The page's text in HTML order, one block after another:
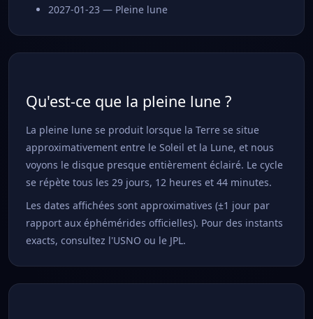
2027-01-23 — Pleine lune
Qu'est-ce que la pleine lune ?
La pleine lune se produit lorsque la Terre se situe
approximativement entre le Soleil et la Lune, et nous
voyons le disque presque entièrement éclairé. Le cycle
se répète tous les 29 jours, 12 heures et 44 minutes.
Les dates affichées sont approximatives (±1 jour par
rapport aux éphémérides officielles). Pour des instants
exacts, consultez l'USNO ou le JPL.